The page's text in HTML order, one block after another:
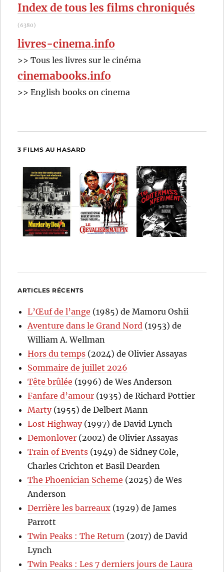
Index de tous les films chroniqués
(6380)
livres-cinema.info
>> Tous les livres sur le cinéma
cinemabooks.info
>> English books on cinema
3 FILMS AU HASARD
ARTICLES RÉCENTS
L’Œuf de l’ange (1985) de Mamoru Oshii
Aventure dans le Grand Nord (1953) de
William A. Wellman
Hors du temps (2024) de Olivier Assayas
Sommaire de juillet 2026
Tête brûlée (1996) de Wes Anderson
Fanfare d’amour (1935) de Richard Pottier
Marty(1955) de Delbert Mann
Lost Highway(1997) de David Lynch
Demonlover (2002) de Olivier Assayas
Train of Events (1949) de Sidney Cole,
Charles Crichton et Basil Dearden
The Phoenician Scheme (2025) de Wes
Anderson
Derrière les barreaux (1929) de James
Parrott
Twin Peaks : The Return (2017) de David
Lynch
Twin Peaks : Les 7 derniers jours de Laura